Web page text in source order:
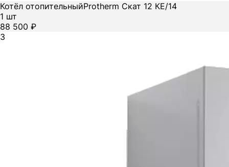
Котёл отопительныйProtherm Скат 12 КE/14
1 шт
88 500 ₽
3